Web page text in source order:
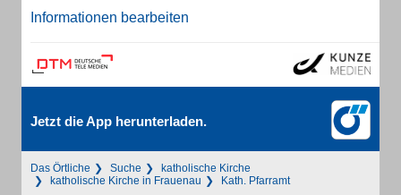
Informationen bearbeiten
Jetzt die App herunterladen.
Das Örtliche Suche
katholische Kirche
katholische Kirche in Frauenau
Kath. Pfarramt